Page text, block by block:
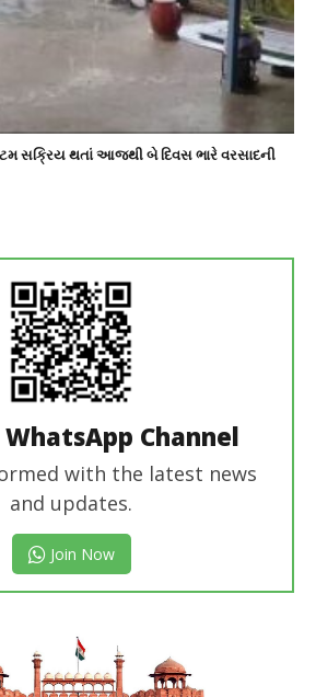
સક્રિય થતાં આજથી બે દિવસ ભારે વરસાદની
WhatsApp Channel
with the latest news
and updates.
Join Now